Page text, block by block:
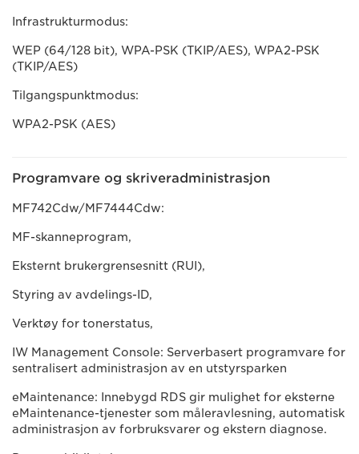
Infrastrukturmodus:
WEP (64/128 bit), WPA-PSK (TKIP/AES), WPA2-PSK
(TKIP/AES)
Tilgangspunktmodus:
WPA2-PSK (AES)
Programvare og skriveradministrasjon
MF742Cdw/MF7444Cdw:
MF-skanneprogram,
Eksternt brukergrensesnitt (RUI),
Styring av avdelings-ID,
Verktøy for tonerstatus,
IW Management Console: Serverbasert programvare for
sentralisert administrasjon av en utstyrsparken
eMaintenance: Innebygd RDS gir mulighet for eksterne
eMaintenance-tjenester som måleravlesning, automatisk
administrasjon av forbruksvarer og ekstern diagnose.